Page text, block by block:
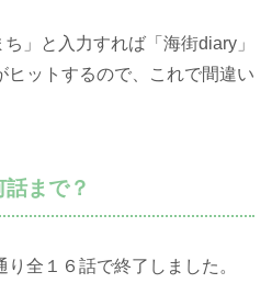
」と入力すれば「海街diary」
ヒットするので、これで間違い
まで？
全１６話で終了しました。